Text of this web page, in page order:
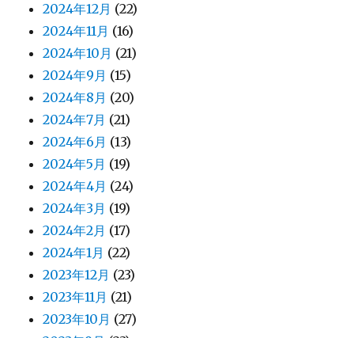
2024年12月 (22)
2024年11月 (16)
2024年10月 (21)
2024年9月 (15)
2024年8月 (20)
2024年7月 (21)
2024年6月 (13)
2024年5月 (19)
2024年4月 (24)
2024年3月 (19)
2024年2月 (17)
2024年1月 (22)
2023年12月 (23)
2023年11月 (21)
2023年10月 (27)